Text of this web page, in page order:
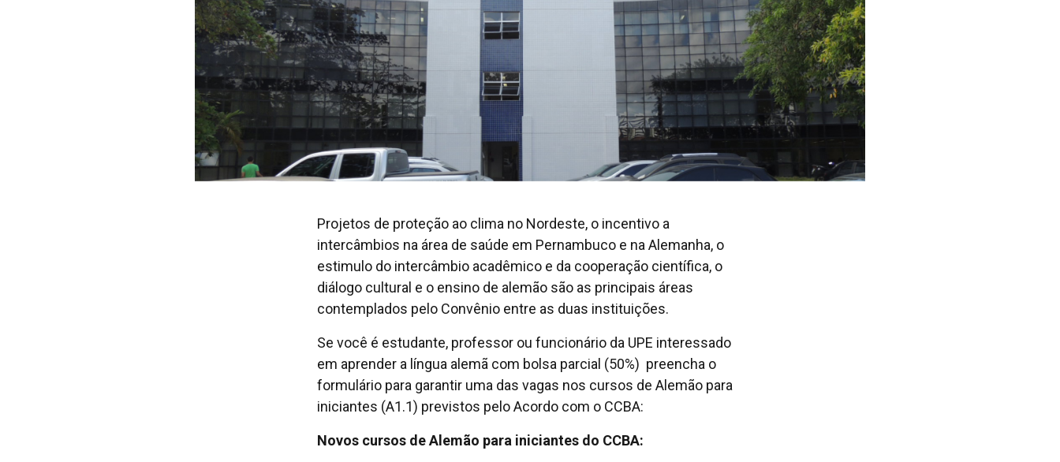
Projetos de proteção ao clima no Nordeste, o incentivo a
intercâmbios na área de saúde em Pernambuco e na Alemanha, o
estimulo do intercâmbio acadêmico e da cooperação científica, o
diálogo cultural e o ensino de alemão são as principais áreas
contemplados pelo Convênio entre as duas instituições.
Se você é estudante, professor ou funcionário da UPE interessado
em aprender a língua alemã com bolsa parcial (50%) preencha o
formulário para garantir uma das vagas nos cursos de Alemão para
iniciantes (A1.1) previstos pelo Acordo com o CCBA:
Novos cursos de Alemão para iniciantes do CCBA: